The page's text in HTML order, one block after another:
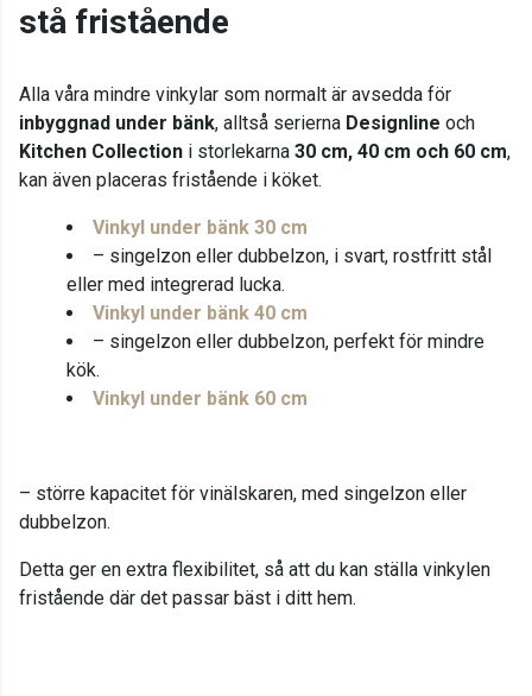
stå fristående
Alla våra mindre vinkylar som normalt är avsedda för
inbyggnad under bänk, alltså serierna Designline och
Kitchen Collection i storlekarna 30 cm, 40 cm och 60 cm,
kan även placeras fristående i köket.
Vinkyl under bänk 30 cm
– singelzon eller dubbelzon, i svart, rostfritt stål
eller med integrerad lucka.
Vinkyl under bänk 40 cm
– singelzon eller dubbelzon, perfekt för mindre
kök.
Vinkyl under bänk 60 cm
– större kapacitet för vinälskaren, med singelzon eller
dubbelzon.
Detta ger en extra flexibilitet, så att du kan ställa vinkylen
fristående där det passar bäst i ditt hem.